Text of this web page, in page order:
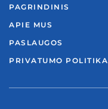
PAGRINDINIS
APIE MUS
PASLAUGOS
PRIVATUMO POLITIKA